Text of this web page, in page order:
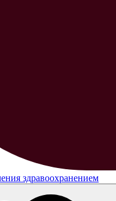
здравоохранением